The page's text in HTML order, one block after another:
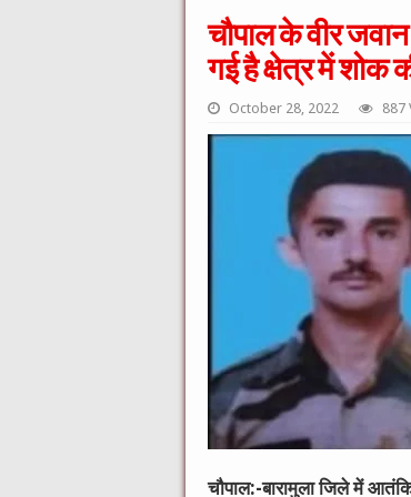
चौपाल के वीर
गई है क्षेत्र में शोक
October 28, 2022 887
चौपाल:-बारामुला जिले में